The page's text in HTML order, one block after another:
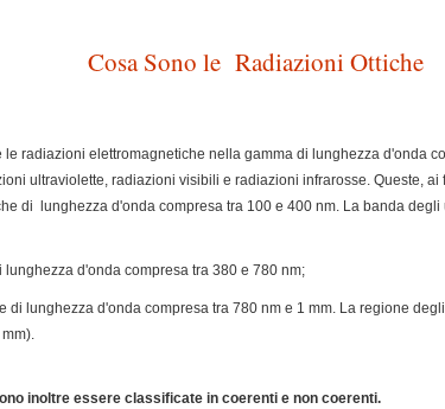
Cosa Sono le Radiazioni Ottiche
le radiazioni elettromagnetiche nella gamma di lunghezza d'onda
ultraviolette, radiazioni visibili e radiazioni infrarosse. Queste,
di lunghezza d'onda compresa tra 100 e 400 nm. La banda
d'onda compresa tra 380 e 780 nm;
di lunghezza d'onda compresa tra 780 nm e 1 mm. La regione
inoltre essere classificate in coerenti e non coerenti.